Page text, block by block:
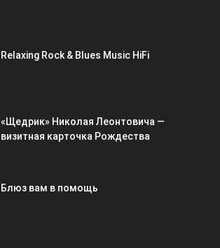
Relaxing Rock & Blues Music HiFi
«Щедрик» Николая Леонтовича —
визитная карточка Рождества
Блюз вам в помощь